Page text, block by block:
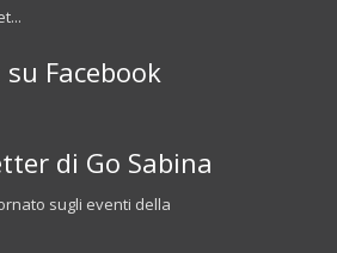
su Facebook
di Go Sabina
sugli eventi della